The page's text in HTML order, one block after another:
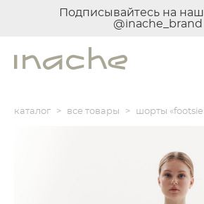
Подписывайтесь на наш
@inache_brand
каталог > все товары > шорты